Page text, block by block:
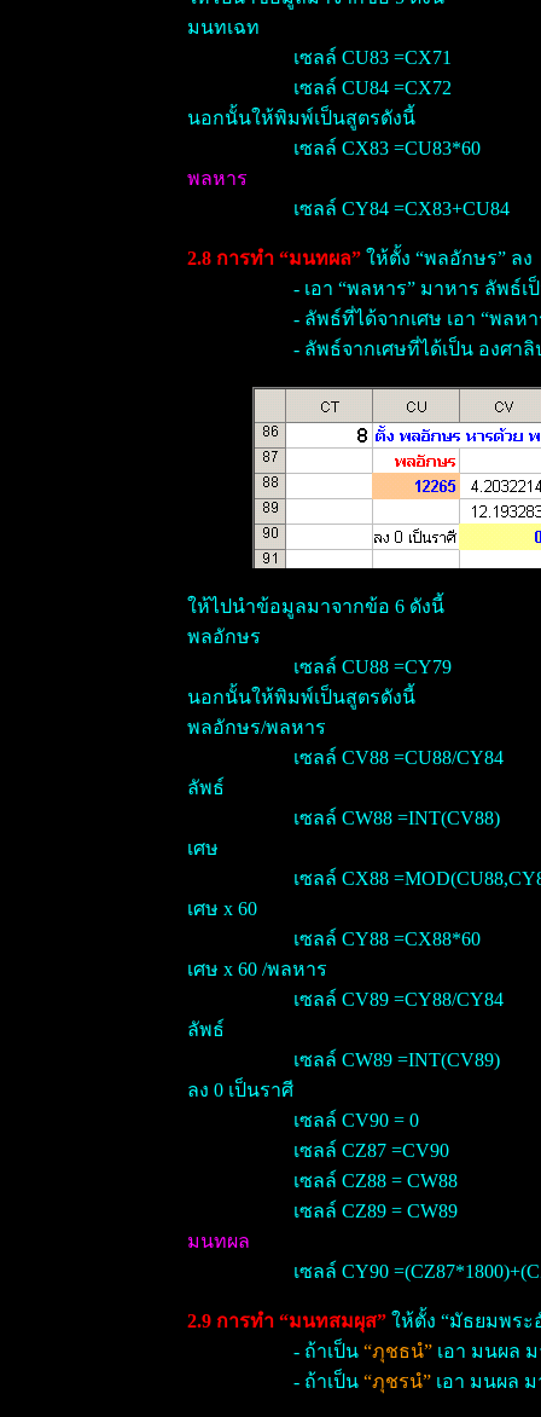
มนทเฉท
เซลล์ CU83 =CX71
เซลล์ CU84 =CX72
นอกนั้นให้พิมพ์เป็นสูตรดังนี้
เซลล์ CX83 =CU83*60
พลหาร
เซลล์ CY84 =CX83+CU84
2.8 การทำ “มนทผล”ให้ตั้ง “พลอักษร” ลง
- เอา “พลหาร” มาหาร ลัพธ์เ
- ลัพธ์ที่ได้จากเศษ เอา “พลห
- ลัพธ์จากเศษที่ได้เป็น องศา
ให้ไปนำข้อมูลมาจากข้อ 6 ดังนี้
พลอักษร
เซลล์ CU88 =CY79
นอกนั้นให้พิมพ์เป็นสูตรดังนี้
พลอักษร/พลหาร
เซลล์ CV88 =CU88/CY84
ลัพธ์
เซลล์ CW88 =INT(CV88)
เศษ
เซลล์ CX88
เศษ x 60
เซลล์ CY88 =CX88*60
เศษ x 60 /พลหาร
เซลล์ CV89 =CY88/CY84
ลัพธ์
เซลล์ CW89 =INT(CV89)
ลง 0 เป็นราศี
เซลล์ CV90 = 0
เซลล์ CZ87 =CV90
เซลล์ CZ88 = CW88
เซลล์ CZ89 = CW89
มนทผล
เซลล์ CY90
2.9 การทำ “มนทสมผุส”ให้ตั้ง “มัธยมพระ
- ถ้าเป็น “ภุชธนํ”เอา มนผล
- ถ้าเป็น “ภุชรนํ”เอา มนผล